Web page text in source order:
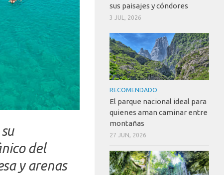
del
y arenas
sus paisajes y cóndores
3 JUL, 2026
RECOMENDADO
El parque nacional ideal para
quienes aman caminar entre
montañas
27 JUN, 2026